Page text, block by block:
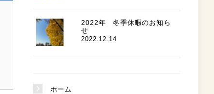
2022年 冬季休暇のお知ら
せ
2022.12.14
ホーム